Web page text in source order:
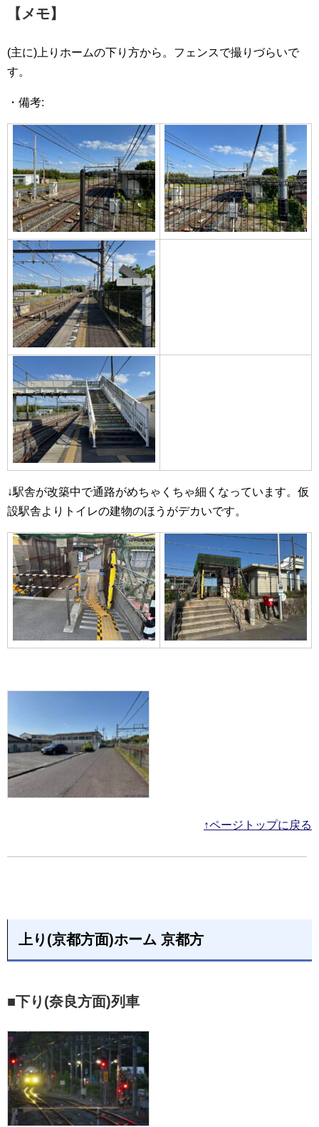
【メモ】
(主に)上りホームの下り方から。フェンスで撮りづらいで
す。
・備考:
↓駅舎が改築中で通路がめちゃくちゃ細くなっています。仮
設駅舎よりトイレの建物のほうがデカいです。
↑ページトップに戻る
上り(京都方面)ホーム 京都方
■下り(奈良方面)列車